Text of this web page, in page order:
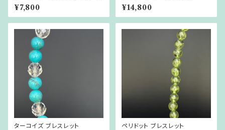
き）
¥7,800 ¥14,800
ターコイズ ブレスレット ペリドット ブレスレット